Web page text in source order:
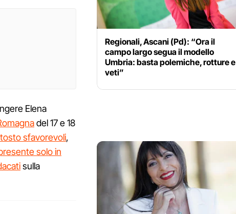
Elena
del 17 e 18
sfavorevoli,
solo in
sulla
Regionali, Ascani (Pd): “Ora il
campo largo segua il modello
Umbria: basta polemiche, rotture e
veti”